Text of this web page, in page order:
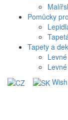
Pomůcky
Tapety a